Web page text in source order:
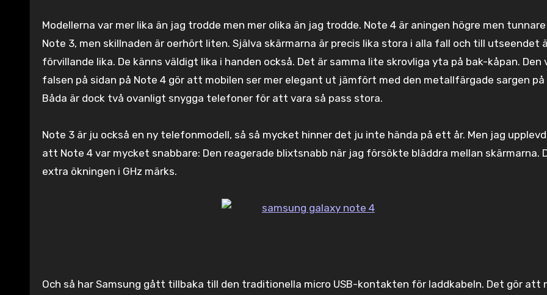
Modellerna var mer lika än jag trodde men mer olika än jag trodde. Note 4 är aningen högre men
Note 3, men skillnaden är oerhört liten. Själva skärmarna är precis lika stora i alla fall och till utseendet
förvillande lika. De känns väldigt lika i handen också. Det är samma lite skrovliga yta på bak-kåpan. Den
falsen på sidan på Note 4 gör att mobilen ser mer elegant ut jämfört med den metallfärgade sargen på
Båda är dock två ovanligt snygga telefoner för att vara så pass stora.
Note 3 är ju också en ny telefonmodell, så så mycket hinner det ju inte hända på ett år. Men jag
att Note 4 var mycket snabbare: Den reagerade blixtsnabb när jag försökte bläddra mellan skärmarna.
extra ökningen i GHz märks.
Och så har Samsung gått tillbaka till den traditionella micro USB-kontakten för laddkabeln. Det gör att